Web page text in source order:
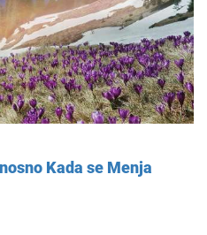
Kada se Menja